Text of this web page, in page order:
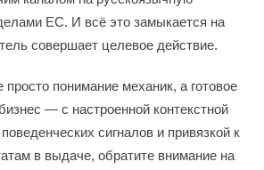
ЕС. И всё это замыкается на
совершает целевое действие.
понимание механик, а готовое
— с настроенной контекстной
сигналов и привязкой к
в выдаче, обратите внимание на